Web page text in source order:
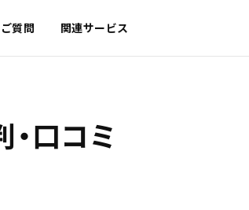
質問 関連サービス
口コミ